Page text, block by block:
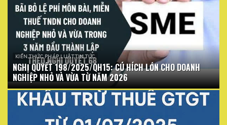
KIẾN THỨC PHÁP LUẬT TIN TỨC
NGHỊ QUYẾT 198/2025/QH15: CÚ HÍCH LỚN CHO DOANH
NGHIỆP NHỎ VÀ VỪA TỪ NĂM 2026